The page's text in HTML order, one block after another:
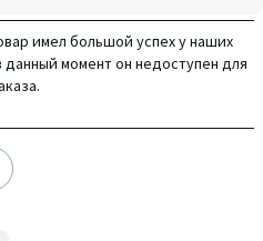
à
gauche
à
droite
имел большой успех у наших
момент он недоступен для